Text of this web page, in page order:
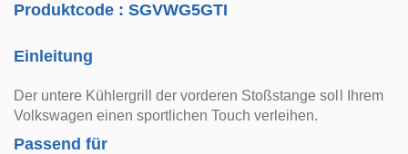
Produktcode :SGVWG5GTI
Einleitung
Der untere Kühlergrill der vorderen Stoßstange soll Ihrem
Volkswagen einen sportlichen Touch verleihen.
Passend für